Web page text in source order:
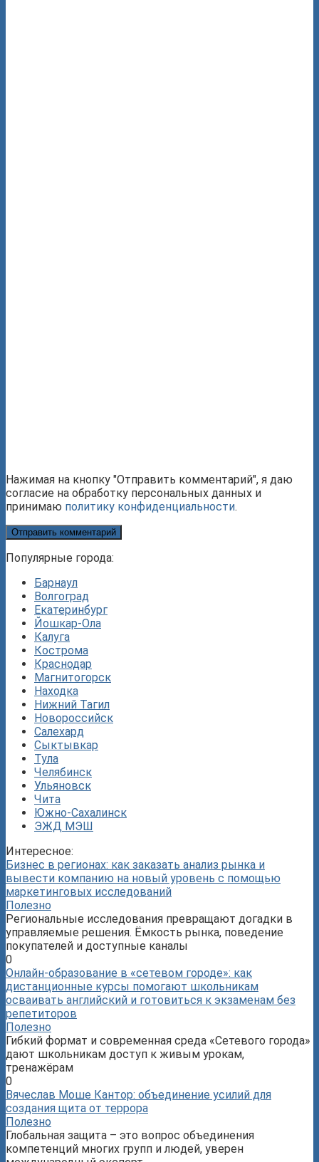
Нажимая на кнопку "Отправить комментарий", я даю
согласие на обработку персональных данных и
принимаю политику конфиденциальности.
Популярные города:
Барнаул
Волгоград
Екатеринбург
Йошкар-Ола
Калуга
Кострома
Краснодар
Магнитогорск
Находка
Нижний Тагил
Новороссийск
Салехард
Сыктывкар
Тула
Челябинск
Ульяновск
Чита
Южно-Сахалинск
ЭЖД МЭШ
Интересное:
Бизнес в регионах: как заказать анализ рынка и
вывести компанию на новый уровень с помощью
маркетинговых исследований
Полезно
Региональные исследования превращают догадки в
управляемые решения. Ёмкость рынка, поведение
покупателей и доступные каналы
0
Онлайн-образование в «сетевом городе»: как
дистанционные курсы помогают школьникам
осваивать английский и готовиться к экзаменам без
репетиторов
Полезно
Гибкий формат и современная среда «Сетевого города»
дают школьникам доступ к живым урокам,
тренажёрам
0
Вячеслав Моше Кантор: объединение усилий для
создания щита от террора
Полезно
Глобальная защита – это вопрос объединения
компетенций многих групп и людей, уверен